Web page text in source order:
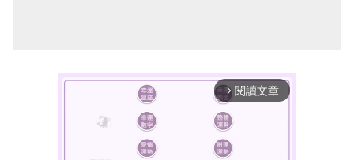
arrow_forward_ios 閱讀文章